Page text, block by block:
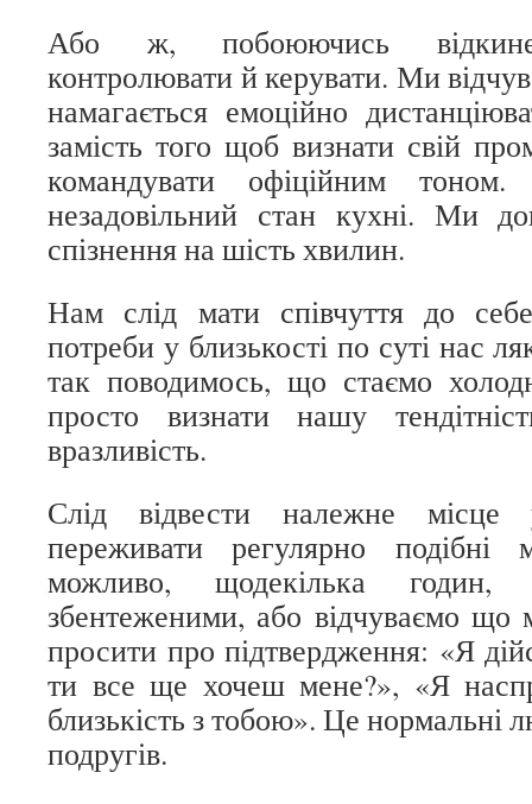
Або ж, побоюючись
контролювати й керувати. Ми
намагається емоційно
замість того щоб визнати свій
командувати офіційним
незадовільний стан кухні. Ми
спізнення на шість хвилин.
Нам слід мати співчуття до
потреби у близькості по суті нас
так поводимось, що стаємо
просто визнати нашу
вразливість.
Слід відвести належне
переживати регулярно подібні
можливо, щодекілька годин,
збентеженими, або відчуваємо що
просити про підтвердження: «Я
ти все ще хочеш мене?», «Я
близькість з тобою». Це нормальні
подругів.